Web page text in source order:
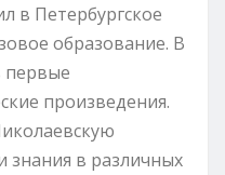
в Петербургское
образование. В
первые
произведения.
знания в различных